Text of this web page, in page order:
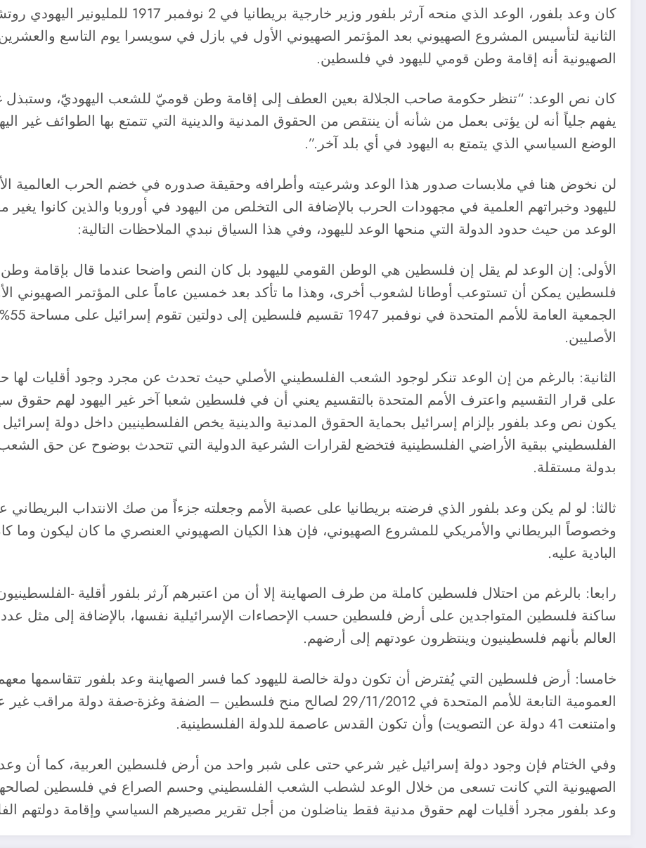
كان وعد بلفور، الوعد الذي منحه آرثر بلفور
الصهيونية أنه إقامة وطن قومي لليهود في فلسطين.
كان نص الوعد: “تنظر حكومة صاحب الجلالة بعين العطف إلى إقامة وطن قوميّ للشعب اليهوديّ، وستبذل
يفهم جلياً أنه لن يؤتى بعمل من شأنه أن ينتقص من الحقوق المدنية والدينية التي تتمتع بها الطوائف غير
الوضع السياسي الذي يتمتع به اليهود في أي بلد آخر.”.
لن نخوض هنا في ملابسات صدور هذا الوعد وشرعيته وأطرافه وحقيقة صدوره في خضم الحرب العالمية
لليهود وخبراتهم العلمية في مجهودات الحرب بالإضافة الى التخلص من اليهود في أوروبا والذين كانوا
الوعد من حيث حدود الدولة التي منحها الوعد لليهود، وفي هذا السياق نبدي الملاحظات التالية:
الأولى: إن الوعد لم يقل إن فلسطين هي الوطن القومي لليهود بل كان النص واضحا عندما قال بإقامة
فلسطين يمكن أن تستوعب أوطانا لشعوب أخرى، وهذا ما تأكد بعد خمسين عاماً على المؤتمر الصهيوني
الأصليين.
الثانية: بالرغم من إن الوعد تنكر لوجود الشعب الفلسطيني الأصلي حيث تحدث عن مجرد وجود أقليات لها
على قرار التقسيم واعترف الأمم المتحدة بالتقسيم يعني أن في فلسطين شعبا آخر غير اليهود لهم حقوق
يكون نص وعد بلفور بإلزام إسرائيل بحماية الحقوق المدنية والدينية يخص الفلسطينيين داخل دولة
الفلسطيني ببقية الأراضي الفلسطينية فتخضع لقرارات الشرعية الدولية التي تتحدث بوضوح عن حق
بدولة مستقلة.
ثالثا: لو لم يكن وعد بلفور الذي فرضته بريطانيا على عصبة الأمم وجعلته جزءاً من صك الانتداب
وخصوصاً البريطاني والأمريكي للمشروع الصهيوني، فإن هذا الكيان الصهيوني العنصري ما كان ليكون وما
البادية عليه.
رابعا: بالرغم من احتلال فلسطين كاملة من طرف الصهاينة إلا أن من اعتبرهم آرثر بلفور أقلية -
ساكنة فلسطين المتواجدين على أرض فلسطين حسب الإحصاءات الإسرائيلية نفسها، بالإضافة إلى مثل
العالم بأنهم فلسطينيون وينتظرون عودتهم إلى أرضهم.
خامسا: أرض فلسطين التي يُفترض أن تكون دولة خالصة لليهود كما فسر الصهاينة وعد بلفور تتقاسمها
وامتنعت 41 دولة عن التصويت) وأن تكون القدس عاصمة للدولة الفلسطينية.
وفي الختام فإن وجود دولة إسرائيل غير شرعي حتى على شبر واحد من أرض فلسطين العربية، كما أن
الصهيونية التي كانت تسعى من خلال الوعد لشطب الشعب الفلسطيني وحسم الصراع في فلسطين لصالحها،
وعد بلفور مجرد أقليات لهم حقوق مدنية فقط يناضلون من أجل تقرير مصيرهم السياسي وإقامة دولتهم